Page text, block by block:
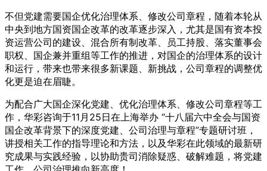
不但党建需要国企优化治理体系、修改公司章程，随着本轮从
中央到地方国资国企改革的改革逐步深入，尤其是国有资本投
资运营公司的建设、混合所有制改革、员工持股、落实董事会
职权、国企兼并重组等工作的推进，对国企的治理体系的设计
和运行，带来也带来很多新课题、新挑战，公司章程的调整优
化更是迫在眉睫。
为配合广大国企深化党建、优化治理体系、修改公司章程等工
作，华彩咨询于11月25日在上海举办 “十八届六中全会与国资
国企改革背景下的深度党建、公司治理与章程”专题研讨班，
讲授相关工作的指导理论和方法，以及华彩在此领域的最新研
究成果与实践经验，以协助贵司消除疑惑、破解难题，将党建